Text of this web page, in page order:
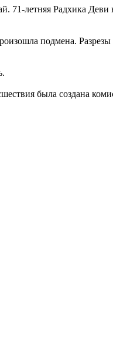
71-летняя Радхика
подмена. Разрезы
была создана